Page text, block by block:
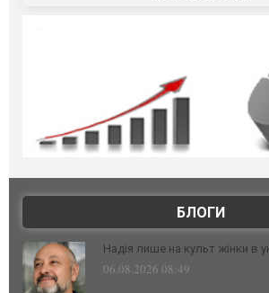
БЛОГИ
Надія лише на культ жінки в
06.08.2026 08:49